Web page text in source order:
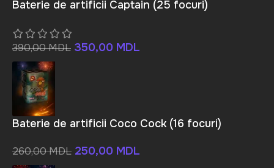
Baterie de artificii Captain (25 focuri)
390,00MDL 350,00 MDL
Baterie de artificii Coco Cock (16 focuri)
260,00MDL 250,00 MDL